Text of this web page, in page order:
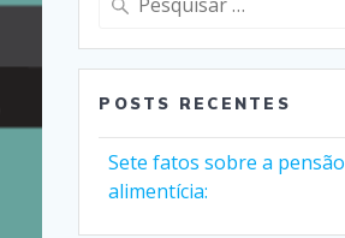
por:
POSTS RECENTES
Sete fatos sobre a pensão
alimentícia: